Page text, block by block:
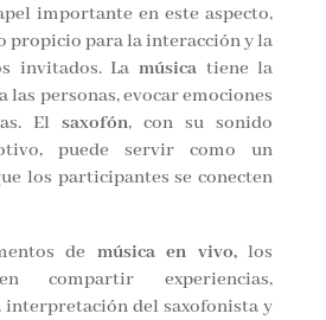
importante en este aspecto,
propicio para la interacción y la
invitados. La músicatiene la
las personas, evocar emociones
Elsaxofón, con su sonido
puede servir como un
los participantes se conecten
de música en vivo,los
compartir experiencias,
del saxofonista y